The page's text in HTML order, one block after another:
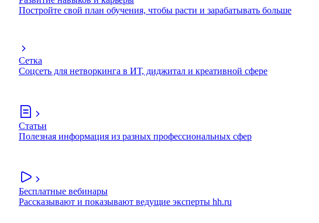
Постройте свой план обучения, чтобы расти и зарабатывать больше
Сетка
Соцсеть для нетворкинга в ИТ, диджитал и креативной сфере
Статьи
Полезная информация из разных профессиональных сфер
Бесплатные вебинары
Рассказывают и показывают ведущие эксперты hh.ru